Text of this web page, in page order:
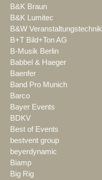
B&K Braun
B&K Lumitec
B&W Veranstaltungstechnik
B+T Bild+Ton AG
B-Musik Berlin
Babbel & Haeger
Baenfer
Band Pro Munich
Barco
Bayer Events
BDKV
Best of Events
bestvent group
beyerdynamic
Biamp
Big Rig